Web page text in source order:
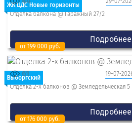
ЖК ЦДС Новые горизонты
Отделка балкона @ Гаражный 27/2
Подробнее
Выборгский
от 199 000 руб.
19-07-
61
Отделка 2-x балконов @ Земледельческая 5
Подробнее
от 176 000 руб.